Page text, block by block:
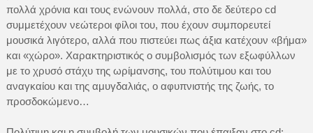
πολλά χρόνια και τους ενώνουν πολλά, στο δε δεύτερο cd
συμμετέχουν νεώτεροι φίλοι του, που έχουν συμπορευτεί
μουσικά λιγότερο, αλλά που πιστεύει πως άξια κατέχουν «βήμα»
και «χώρο». Χαρακτηριστικός ο συμβολισμός των εξωφύλλων
με το χρυσό στάχυ της ωρίμανσης, του πολύτιμου και του
αναγκαίου και της αμυγδαλιάς, ο αφυπνιστής της ζωής, το
προσδοκώμενο…